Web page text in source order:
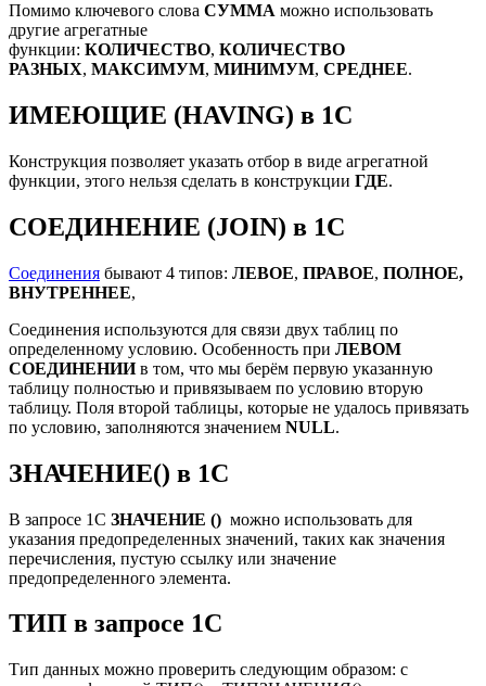
Помимо ключевого слова СУММА можно использовать
другие агрегатные
функции: КОЛИЧЕСТВО, КОЛИЧЕСТВО
РАЗНЫХ, МАКСИМУМ, МИНИМУМ, СРЕДНЕЕ.
ИМЕЮЩИЕ (HAVING) в 1С
Конструкция позволяет указать отбор в виде агрегатной
функции, этого нельзя сделать в конструкции ГДЕ.
СОЕДИНЕНИЕ (JOIN) в 1С
Соединения бывают 4 типов: ЛЕВОЕ, ПРАВОЕ, ПОЛНОЕ,
ВНУТРЕННЕЕ,
Соединения используются для связи двух таблиц по
определенному условию. Особенность при ЛЕВОМ
СОЕДИНЕНИИв том, что мы берём первую указанную
таблицу полностью и привязываем по условию вторую
таблицу. Поля второй таблицы, которые не удалось привязать
по условию, заполняются значением NULL.
ЗНАЧЕНИЕ() в 1С
В запросе 1C ЗНАЧЕНИЕ () можно использовать для
указания предопределенных значений, таких как значения
перечисления, пустую ссылку или значение
предопределенного элемента.
ТИП в запросе 1С
Тип данных можно проверить следующим образом: с